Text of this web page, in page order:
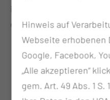
in der Kita spezielle
eingerichtet:
Bauraum
Bibliothek
Hinweis auf
Webseite erhobenen
Google, Facebook,
„Alle akzeptieren“
gem. Art. 49 Abs. 1 S.